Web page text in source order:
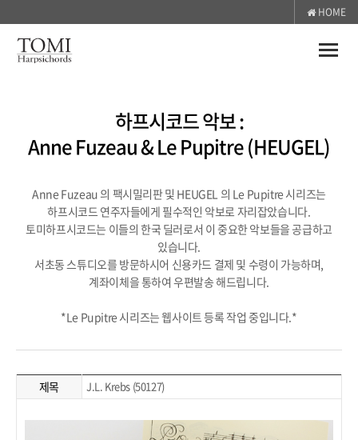
HOME
Toggle
하프시코드 악보 :
Anne Fuzeau & Le Pupitre (HEUGEL)
Anne Fuzeau 의 팩시밀리판 및 HEUGEL 의 Le Pupitre 시리즈는
하프시코드 연주자들에게 필수적인 악보로 자리잡았습니다.
토미하프시코드는 이들의 한국 딜러로서 이 중요한 악보들을 공급하고
있습니다.
서초동 스튜디오를 방문하시어 신용카드 결제 및 수령이 가능하며,
계좌이체을 통하여 우편발송 해드립니다.
*Le Pupitre 시리즈는 웹사이트 등록 작업 중입니다.*
제목 J.L. Krebs (50127)